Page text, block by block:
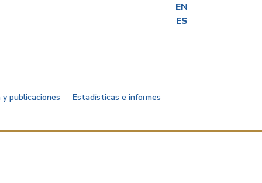
EN
ES
publicaciones
Estadísticas e informes